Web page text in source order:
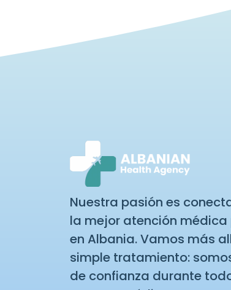
Nuestra pasión es
la mejor atención médica
en Albania. Vamos más
simple tratamiento:
de confianza durante